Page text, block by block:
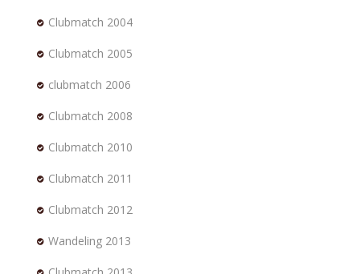
Clubmatch 2004
Clubmatch 2005
clubmatch 2006
Clubmatch 2008
Clubmatch 2010
Clubmatch 2011
Clubmatch 2012
Wandeling 2013